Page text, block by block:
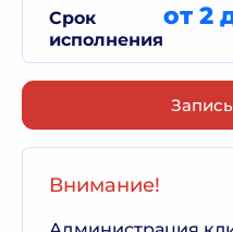
Срок
исполнения
от 2
Внимание!